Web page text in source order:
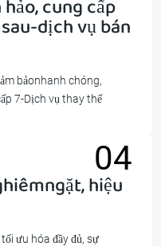
cung cấp
dịch vụ bán
bảonhanh chóng,
7-Dịch vụ thay thế
03
hiệu
ưu hóa đầy đủ, sự
04
04